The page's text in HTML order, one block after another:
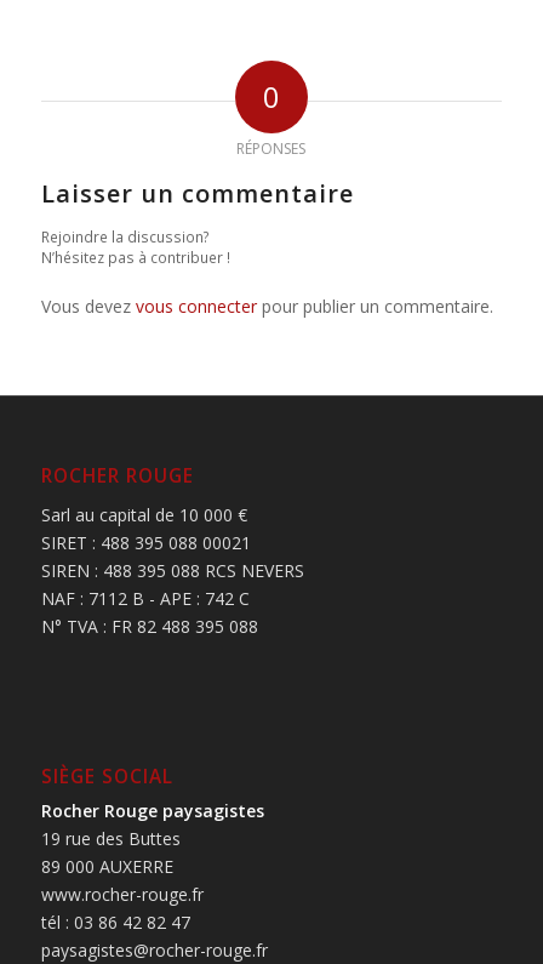
0
RÉPONSES
Laisser un commentaire
Rejoindre la discussion?
N’hésitez pas à contribuer !
Vous devez vous connecterpour publier un commentaire.
ROCHER ROUGE
Sarl au capital de 10 000 €
SIRET : 488 395 088 00021
SIREN : 488 395 088 RCS NEVERS
NAF : 7112 B - APE : 742 C
N° TVA : FR 82 488 395 088
SIÈGE SOCIAL
Rocher Rouge paysagistes
19 rue des Buttes
89 000 AUXERRE
www.rocher-rouge.fr
tél : 03 86 42 82 47
paysagistes@rocher-rouge.fr